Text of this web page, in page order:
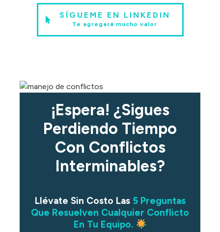
SÍGUEME EN LINKEDIN
Te agregará mucho valor
¡Espera! ¿Sigues
Perdiendo Tiempo
Con Conflictos
Interminables?
Llévate Sin Costo Las 5 Preguntas
Que Resuelven Cualquier Conflicto
En Tu Equipo.